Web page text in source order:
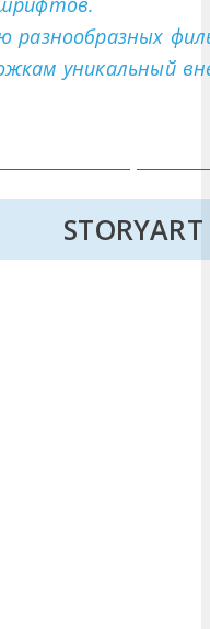
разнообразных
уникальный
STORYART